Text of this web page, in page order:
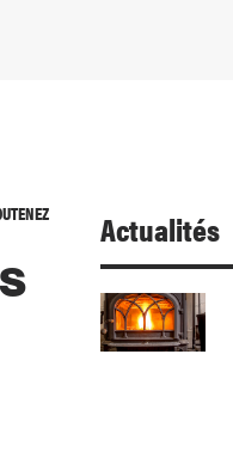
Actualités